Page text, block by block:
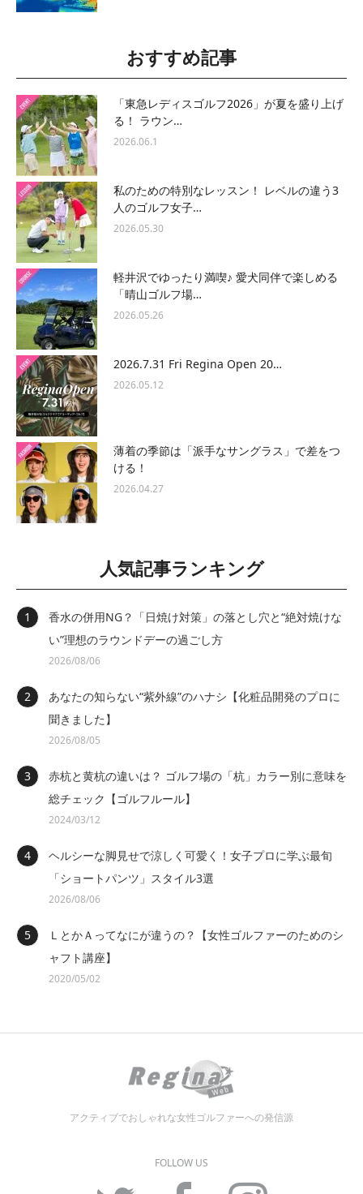
おすすめ記事
「東急レディスゴルフ2026」が夏を盛り上げ
る！ ラウン…
2026.06.1
私のための特別なレッスン！ レベルの違う3
人のゴルフ女子…
2026.05.30
軽井沢でゆったり満喫♪ 愛犬同伴で楽しめる
「晴山ゴルフ場…
2026.05.26
2026.7.31 Fri Regina Open 20…
2026.05.12
薄着の季節は「派手なサングラス」で差をつ
ける！
2026.04.27
人気記事ランキング
香水の併用NG？「日焼け対策」の落とし穴と“絶対焼けな
い”理想のラウンドデーの過ごし方
2026/08/06
あなたの知らない“紫外線”のハナシ【化粧品開発のプロに
聞きました】
2026/08/05
赤杭と黄杭の違いは？ ゴルフ場の「杭」カラー別に意味を
総チェック【ゴルフルール】
2024/03/12
ヘルシーな脚見せで涼しく可愛く！女子プロに学ぶ最旬
「ショートパンツ」スタイル3選
2026/08/06
ＬとかＡってなにが違うの？【女性ゴルファーのためのシ
ャフト講座】
2020/05/02
アクティブでおしゃれな女性ゴルファーへの発信源
FOLLOW US